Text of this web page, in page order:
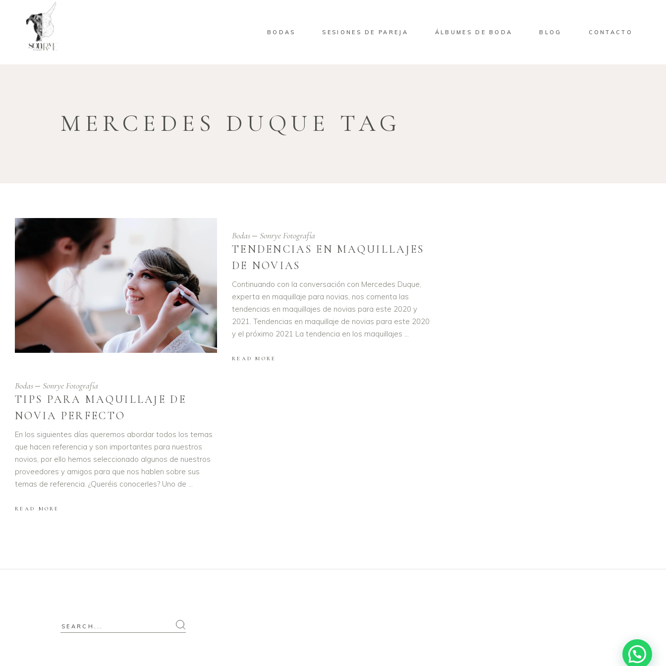
BODAS SESIONES DE PAREJA ÁLBUMES DE BODA BLOG CONTACTO
MERCEDES DUQUE TAG
Bodas Sonrye Fotografía
TIPS PARA MAQUILLAJE DE
NOVIA PERFECTO
En los siguientes días queremos abordar todos los temas
que hacen referencia y son importantes para nuestros
novios, por ello hemos seleccionado algunos de nuestros
proveedores y amigos para que nos hablen sobre sus
temas de referencia. ¿Queréis conocerles? Uno de
READ MORE
Bodas Sonrye Fotografía
TENDENCIAS EN MAQUILLAJES
DE NOVIAS
Continuando con la conversación con Mercedes Duque,
experta en maquillaje para novias, nos comenta las
tendencias en maquillajes de novias para este 2020 y
2021. Tendencias en maquillaje de novias para este 2020
y el próximo 2021 La tendencia en los maquillajes
READ MORE
Search